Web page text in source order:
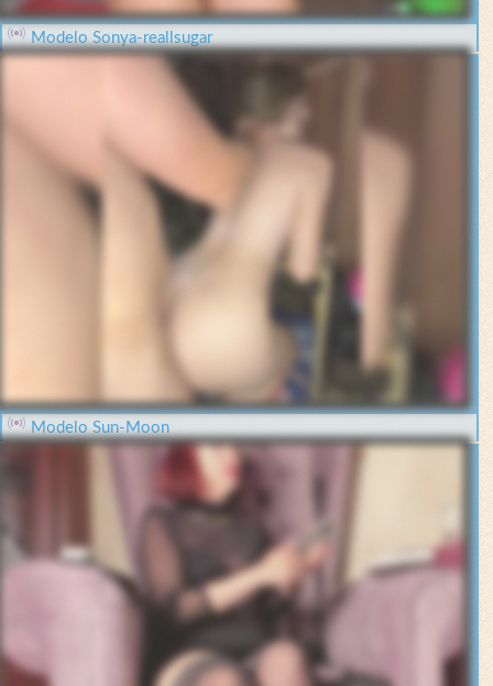
Modelo Sonya-reallsugar
Modelo Sun-Moon